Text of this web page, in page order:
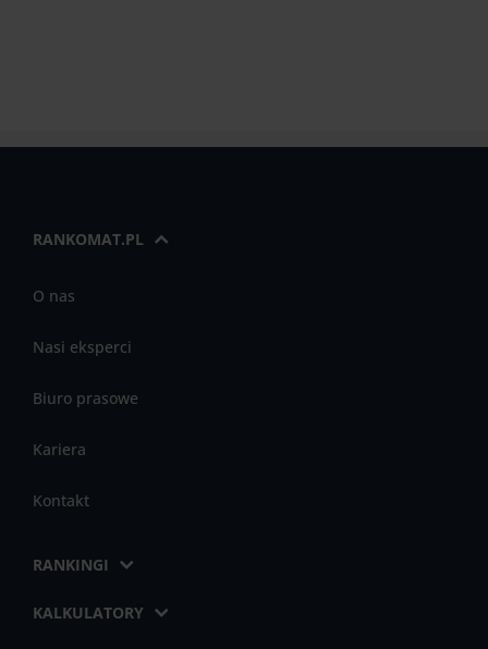
RANKOMAT.PL
O nas
Nasi eksperci
Biuro prasowe
Kariera
Kontakt
RANKINGI
KALKULATORY